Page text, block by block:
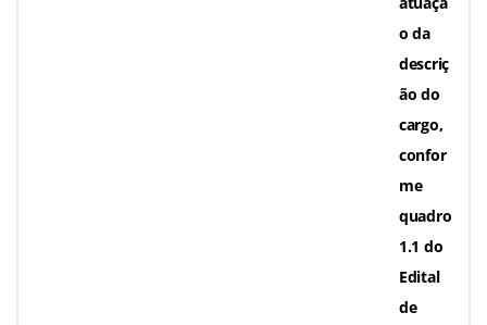
o da
descriç
ão do
cargo,
confor
me
quadro
1.1 do
Edital
de